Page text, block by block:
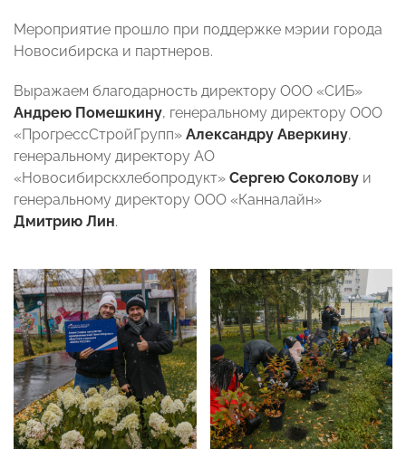
Мероприятие прошло при поддержке мэрии города
Новосибирска и партнеров.
Выражаем благодарность директору ООО «СИБ»
Андрею Помешкину, генеральному директору ООО
«ПрогрессСтройГрупп» Александру Аверкину,
генеральному директору АО
«Новосибирскхлебопродукт» Сергею Соколову и
генеральному директору ООО «Канналайн»
Дмитрию Лин.